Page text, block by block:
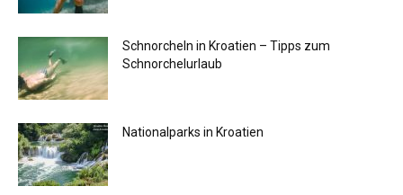
Schnorcheln in Kroatien – Tipps zum
Schnorchelurlaub
Nationalparks in Kroatien